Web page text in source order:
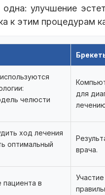
улучшение
к этим процедурам
челюсти
для
ход лечения
оптимальный
врача.
в